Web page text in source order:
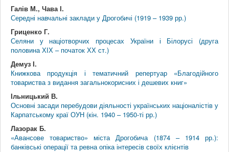
Галів М., Чава І.
Середні навчальні заклади у Дрогобичі (1919 – 1939 рр.)
Гриценко Г.
Селяни у націотворчих процесах України і Білорусі (друга
половина ХІХ – початок ХХ ст.)
Демуз І.
Книжкова продукція і тематичний репертуар «Благодійного
товариства з видання загальнокорисних і дешевих книг»
Ільницький В.
Основні засади перебудови діяльності українських націоналістів у
Карпатському краї ОУН (кін. 1940 – 1950-ті рр.)
Лазорак Б.
«Авансове товариство» міста Дрогобича (1874 – 1914 рр.):
банківські операції та ревна опіка інтересів своїх клієнтів